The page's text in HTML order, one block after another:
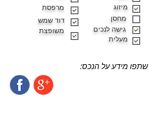
מרפסת
דוד שמש
משופצת
מיזוג
מחסן
גישה לנכים
מעלית
שתפו מידע על הנכס: